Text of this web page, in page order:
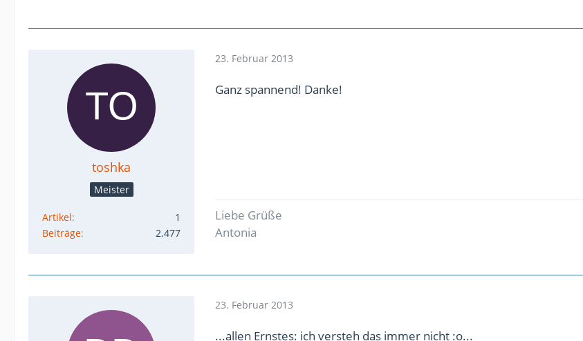
toshka
Meister
Artikel
1
Beiträge
2.477
23. Februar 2013
Ganz spannend! Danke!
Liebe Grüße
Antonia
23. Februar 2013
...allen Ernstes: ich versteh das immer nicht :o...